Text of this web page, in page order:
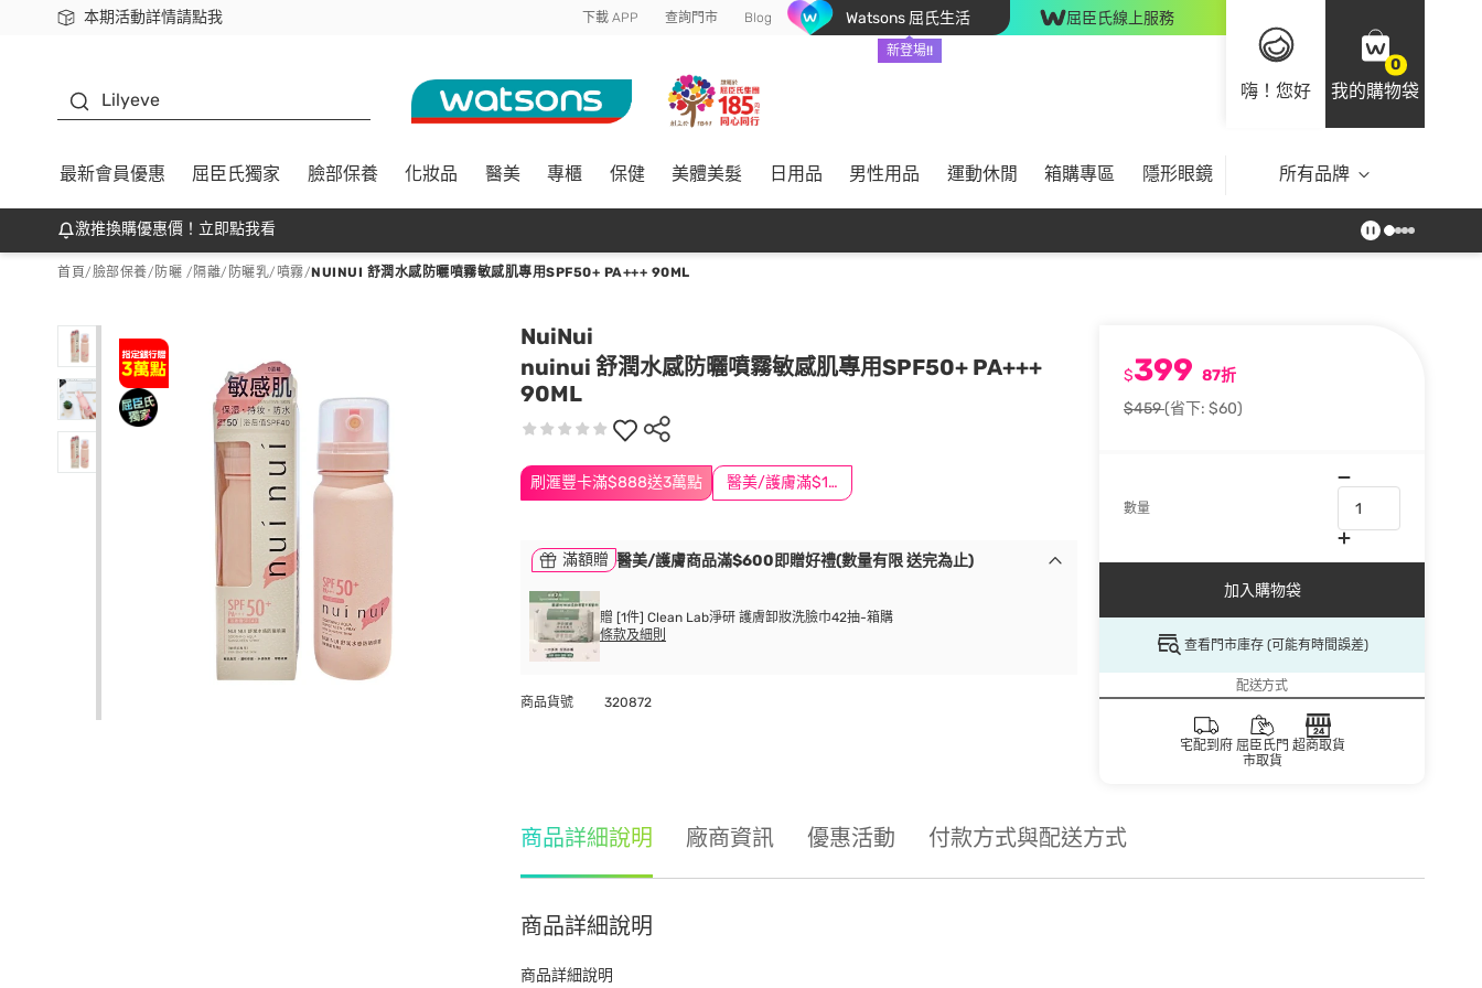
本期活動詳情請點我
下載app最高回饋$350 下載 APP 查詢門市 Blog Watsons 屈氏生活
新登場!!
屈臣氏線上服務
嗨！您好
0
我的購物袋
Lilyeve
最新會員優惠 屈臣氏獨家 臉部保養 化妝品 醫美 專櫃 保健 美體美髮 日用品 男性用品 運動休閒 箱購專區 隱形眼鏡 所有品牌
激推換購優惠價！立即點我看
首頁/臉部保養/ 防曬 /隔離/ 防曬乳/噴霧/NUINUI 舒潤水感防曬噴霧敏感肌專用SPF50+ PA+++ 90ML
NuiNui
nuinui 舒潤水感防曬噴霧敏感肌專用SPF50+ PA+++
90ML
刷滙豐卡滿$888送3萬點 醫美/護膚滿$1200送$200
$399 87折
$459(省下: $60)
數量
加入購物袋
查看門市庫存 (可能有時間誤差)
配送方式
宅配到府 屈臣氏門
市取貨
超商取貨
滿額贈 醫美/護膚商品滿$600即贈好禮(數量有限 送完為止)
贈 [1件] Clean Lab淨研 護膚卸妝洗臉巾42抽-箱購
條款及細則
商品貨號 320872
商品詳細說明 廠商資訊 優惠活動 付款方式與配送方式
商品詳細說明
商品詳細說明